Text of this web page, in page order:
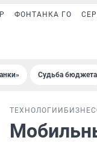
ФОНТАНКА ГО
Судьба бюджета
ТЕХНОЛОГИИ БИЗНЕС